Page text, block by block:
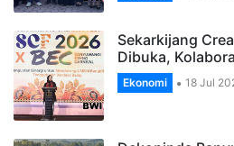
Sekarkijang
Dibuka,
Ekonomi 18 Jul